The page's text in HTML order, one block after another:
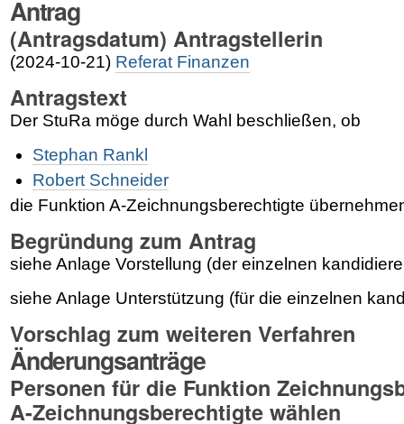
Antrag
(Antragsdatum) Antragstellerin
(2024-10-21) Referat Finanzen
Antragstext
Der StuRa möge durch Wahl beschließen, ob
Stephan Rankl
Robert Schneider
die Funktion A-Zeichnungsberechtigte
Begründung zum Antrag
siehe Anlage Vorstellung (der einzelnen
siehe Anlage Unterstützung (für die einzelnen
Vorschlag zum weiteren Verfahren
Änderungsanträge
Personen für die Funktion
A-Zeichnungsberechtigte wählen